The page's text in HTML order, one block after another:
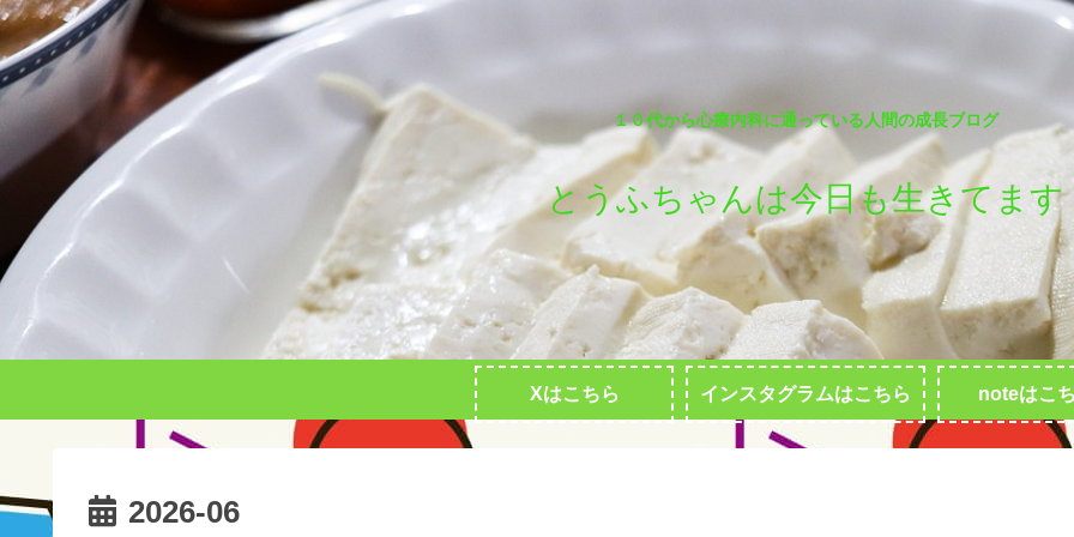
１０代から心療内科に通っている人間の成長ブログ
とうふちゃんは今日も生きてます
Xはこちら インスタグラムはこちら noteはこ
2026-06